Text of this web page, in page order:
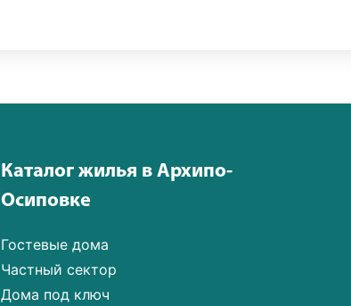
Каталог жилья в Архипо-
Осиповке
Гостевые дома
Частный сектор
Дома под ключ